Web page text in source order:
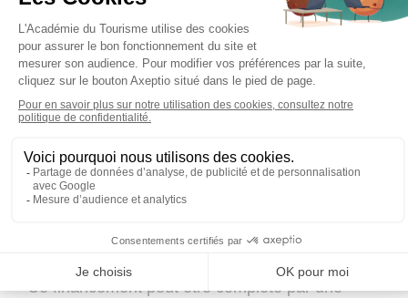
branche, sur les fonds mutualisés de la
contribution conventionnelle formation, et reste
soumis aux conditions de prise en charge
500 € viennent donc s’ajouter à ce qui est déjà
Le dispositif est à ce stade mobilisable dans les
départements de la Gironde, des Landes et du
d’un placement en activité partielle.
Ce financement peut être complété par une